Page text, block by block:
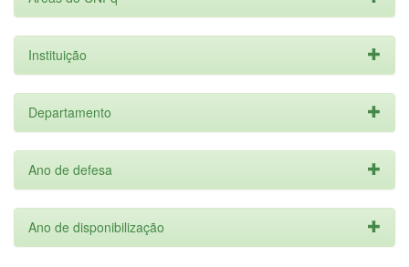
Instituição
Departamento
Ano de defesa
Ano de disponibilização